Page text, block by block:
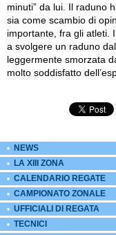
minuti” da lui. Il raduno
sia come scambio di
importante, fra gli atleti.
a svolgere un raduno
leggermente smorzata
molto soddisfatto
NEWS
LA XIII ZONA
CALENDARIO REGATE
CAMPIONATO ZONALE
UFFICIALI DI REGATA
TECNICI